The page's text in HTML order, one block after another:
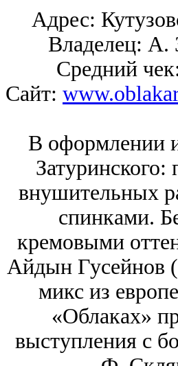
Адрес:
Владелец: А.
Средний
Сайт:
В оформлении
внушительных
спинками.
кремовыми
Айдын Гусейнов
микс из
«Облаках»
выступления с